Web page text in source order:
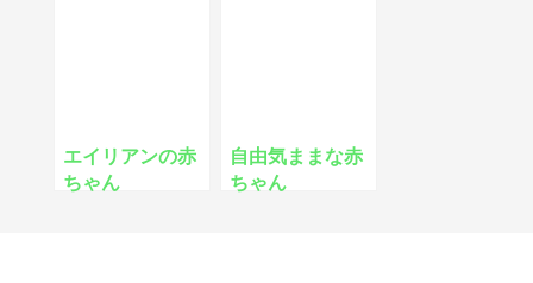
エイリアンの赤
ちゃん
自由気ままな赤
ちゃん